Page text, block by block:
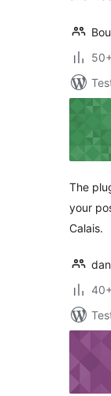
The
your
Calais.